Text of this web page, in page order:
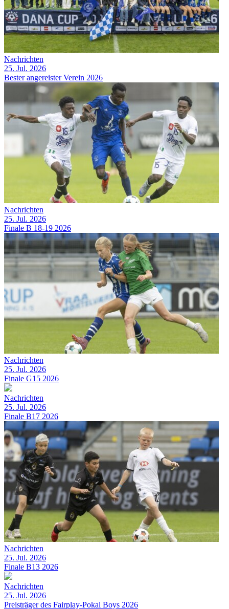
Nachrichten
25. Jul. 2026
Bester angereister Verein 2026
Nachrichten
25. Jul. 2026
Finale B 18-19 2026
Nachrichten
25. Jul. 2026
Finale G15 2026
Nachrichten
25. Jul. 2026
Finale B17 2026
Nachrichten
25. Jul. 2026
Finale B13 2026
Nachrichten
25. Jul. 2026
Preisträger des Fairplay-Pokal Boys 2026